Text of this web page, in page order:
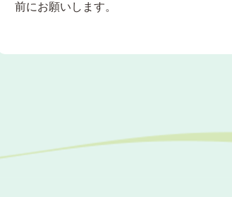
前にお願いします。